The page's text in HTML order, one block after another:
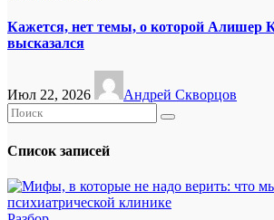
Кажется, нет темы, о которой Алишер
высказался
Июл 22, 2026 Андрей Скворцов
Список записей